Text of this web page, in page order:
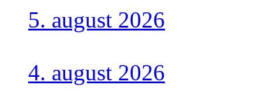
5. august 2026
4. august 2026